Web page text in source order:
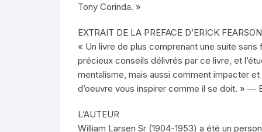
Tony Corinda. »
EXTRAIT DE LA PREFACE D’ERICK FEARSON
« Un livre de plus comprenant une suite
précieux conseils délivrés par ce livre, et
mentalisme, mais aussi comment impacter
d’oeuvre vous inspirer comme il se doit. » —
L’AUTEUR
William Larsen Sr (1904-1953) a été un